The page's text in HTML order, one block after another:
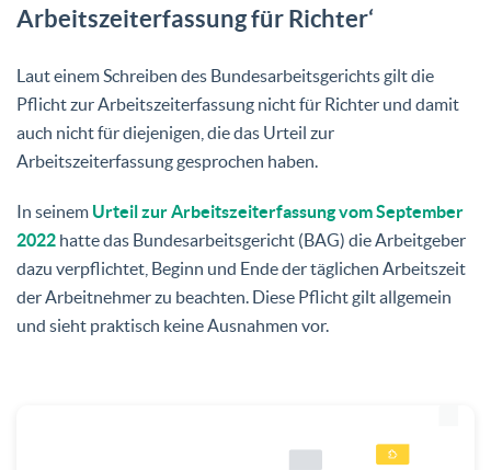
Arbeitszeiterfassung für Richter‘
Laut einem Schreiben des Bundesarbeitsgerichts gilt die
Pflicht zur Arbeitszeiterfassung nicht für Richter und damit
auch nicht für diejenigen, die das Urteil zur
Arbeitszeiterfassung gesprochen haben.
In seinem Urteil zur Arbeitszeiterfassung vom September
2022 hatte das Bundesarbeitsgericht (BAG) die Arbeitgeber
dazu verpflichtet, Beginn und Ende der täglichen Arbeitszeit
der Arbeitnehmer zu beachten. Diese Pflicht gilt allgemein
und sieht praktisch keine Ausnahmen vor.